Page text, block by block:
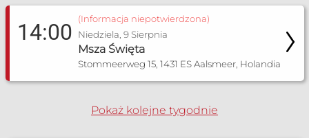
14:00
(Informacja niepotwierdzona)
Niedziela, 9 Sierpnia
Msza Święta
Stommeerweg 15, 1431 ES Aalsmeer, Holandia
Pokaż kolejne tygodnie